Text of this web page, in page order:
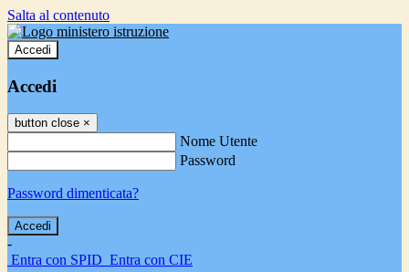
Salta al contenuto
Accedi
Accedi
button close ×
Nome Utente
Password
Password dimenticata?
-
Entra con SPID Entra con CIE